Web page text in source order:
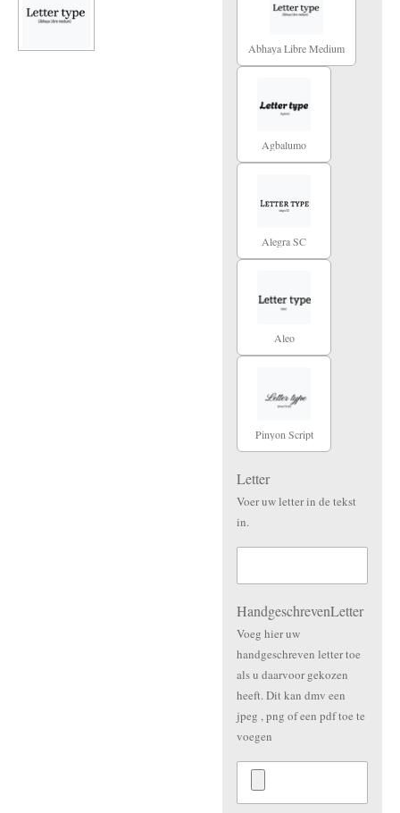
Abhaya Libre Medium
Agbalumo
Alegra SC
Aleo
Pinyon Script
Letter
Voer uw letter in de tekst
in.
HandgeschrevenLetter
Voeg hier uw
handgeschreven letter toe
als u daarvoor gekozen
heeft. Dit kan dmv een
jpeg , png of een pdf toe te
voegen